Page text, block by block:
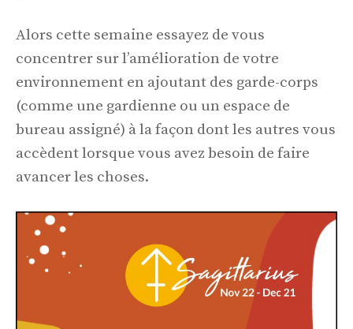
Alors cette semaine essayez de vous
concentrer sur l’amélioration de votre
environnement en ajoutant des garde-corps
(comme une gardienne ou un espace de
bureau assigné) à la façon dont les autres vous
accèdent lorsque vous avez besoin de faire
avancer les choses.